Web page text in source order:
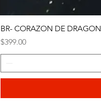
BR- CORAZON DE DRAGON
Precio
$399.00